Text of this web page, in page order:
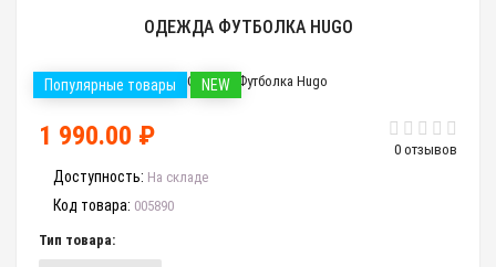
ОДЕЖДА ФУТБОЛКА HUGO
Популярные товары NEW
0 отзывов
1 990.00 ₽
Доступность: На складе
Код товара: 005890
Тип товара: